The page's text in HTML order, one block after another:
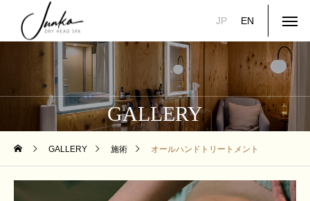
JP EN
GALLERY
GALLERY 施術 オールハンドトリートメント